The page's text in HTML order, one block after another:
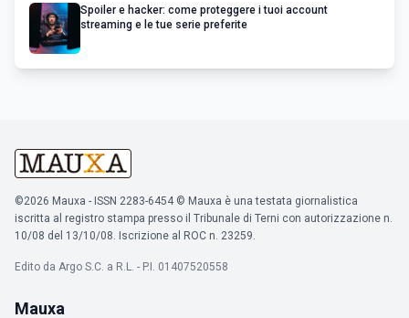
Spoiler e hacker: come proteggere i tuoi account
streaming e le tue serie preferite
©2026 Mauxa - ISSN 2283-6454 © Mauxa è una testata giornalistica
iscritta al registro stampa presso il Tribunale di Terni con autorizzazione n.
10/08 del 13/10/08. Iscrizione al ROC n. 23259.
Edito da Argo S.C. a R.L. - P.I. 01407520558
Mauxa